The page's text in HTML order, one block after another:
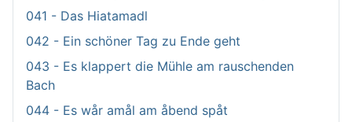
041 - Das Hiatamadl
042 - Ein schöner Tag zu Ende geht
043 - Es klappert die Mühle am rauschenden
Bach
044 - Es wår amål am åbend spåt